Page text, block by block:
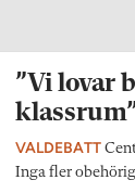
”Vi lovar
VALDEBATT
Inga fler